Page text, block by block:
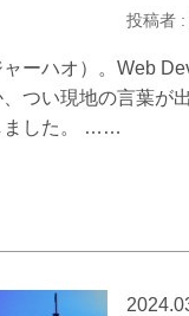
投稿者 :
ーハオ）。Web
つい現地の言葉が
ました。 ……